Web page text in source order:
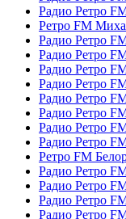
Радио Ретро
Ретро FM
Радио Ретро
Радио Ретро
Радио Ретро
Радио Ретро
Радио Ретро
Радио Ретро
Радио Ретро
Радио Ретро
Ретро FM
Радио Ретро
Радио Ретро
Радио Ретро
Радио Ретро